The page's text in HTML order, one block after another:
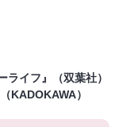
イフ』（双葉社）
KADOKAWA）